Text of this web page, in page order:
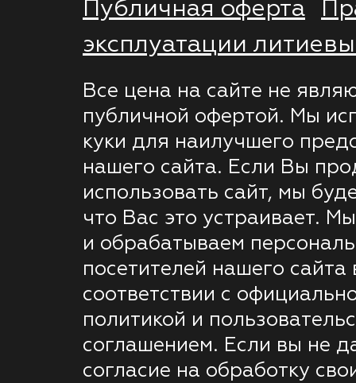
Публичная оферта
эксплуатации
Все цена на сайте не
публичной офертой. Мы
куки для наилучшего
нашего сайта. Если Вы
использовать сайт, мы
что Вас это устраивает.
и обрабатываем
посетителей нашего сайта
соответствии с
политикой и
соглашением. Если вы не
согласие на обработку